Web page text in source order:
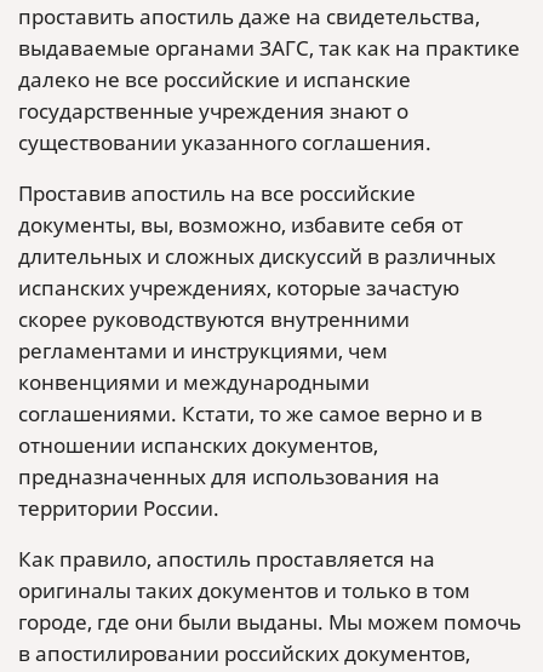
проставить апостиль даже на свидетельства,
выдаваемые органами ЗАГС, так как на практике
далеко не все российские и испанские
государственные учреждения знают о
существовании указанного соглашения.
Проставив апостиль на все российские
документы, вы, возможно, избавите себя от
длительных и сложных дискуссий в различных
испанских учреждениях, которые зачастую
скорее руководствуются внутренними
регламентами и инструкциями, чем
конвенциями и международными
соглашениями. Кстати, то же самое верно и в
отношении испанских документов,
предназначенных для использования на
территории России.
Как правило, апостиль проставляется на
оригиналы таких документов и только в том
городе, где они были выданы. Мы можем помочь
в апостилировании российских документов,